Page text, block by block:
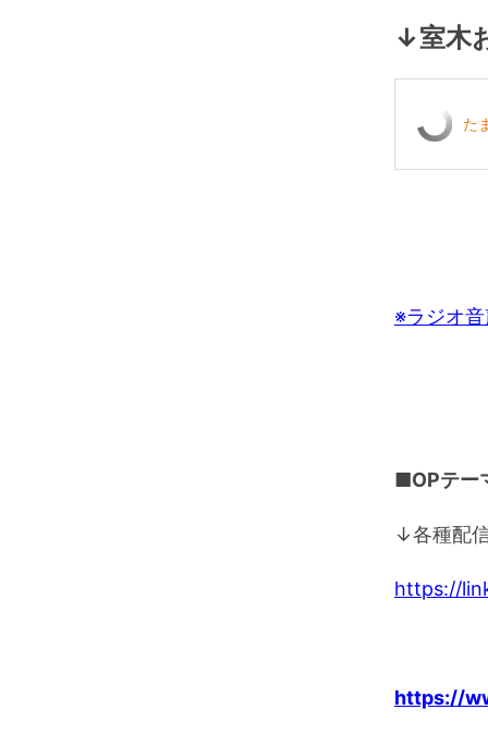
↓室木
た
※ラジオ
■OPテー
↓各種配
https://
https://